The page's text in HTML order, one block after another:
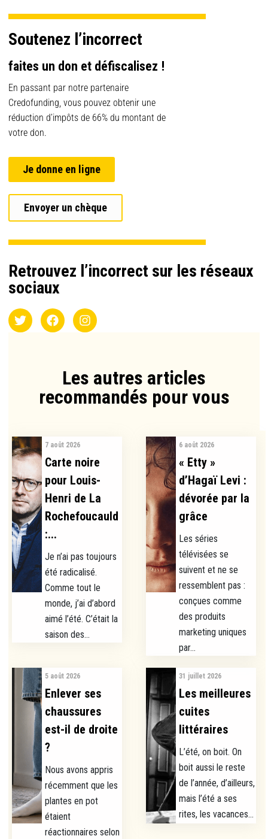
Soutenez l’incorrect
faites un don et défiscalisez !
En passant par notre partenaire
Credofunding, vous pouvez obtenir une
réduction d’impôts de 66% du montant de
votre don.
Je donne en ligne
Envoyer un chèque
Retrouvez l’incorrect sur les réseaux
sociaux
Les autres articles
recommandés pour vous​
7 août 2026
Carte noire
pour Louis-
Henri de La
Rochefoucauld
:...
Je n’ai pas toujours
été radicalisé.
Comme tout le
monde, j’ai d’abord
aimé l’été. C’était la
saison des...
6 août 2026
« Etty »
d’Hagaï Levi :
dévorée par la
grâce
Les séries
télévisées se
suivent et ne se
ressemblent pas :
conçues comme
des produits
marketing uniques
par...
5 août 2026
Enlever ses
chaussures
est-il de droite
?
Nous avons appris
récemment que les
plantes en pot
étaient
réactionnaires selon
31 juillet 2026
Les meilleures
cuites
littéraires
L’été, on boit. On
boit aussi le reste
de l’année, d’ailleurs,
mais l’été a ses
rites, les vacances...